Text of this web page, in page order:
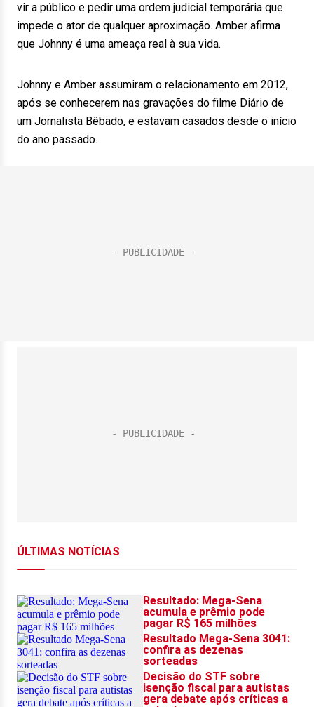
vir a público e pedir uma ordem judicial temporária que
impede o ator de qualquer aproximação. Amber afirma
que Johnny é uma ameaça real à sua vida.
Johnny e Amber assumiram o relacionamento em 2012,
após se conhecerem nas gravações do filme Diário de
um Jornalista Bêbado, e estavam casados desde o início
do ano passado.